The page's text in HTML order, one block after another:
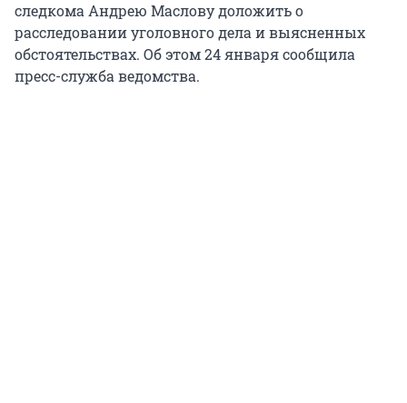
следкома Андрею Маслову доложить о
расследовании уголовного дела и выясненных
обстоятельствах. Об этом 24 января сообщила
пресс-служба ведомства.